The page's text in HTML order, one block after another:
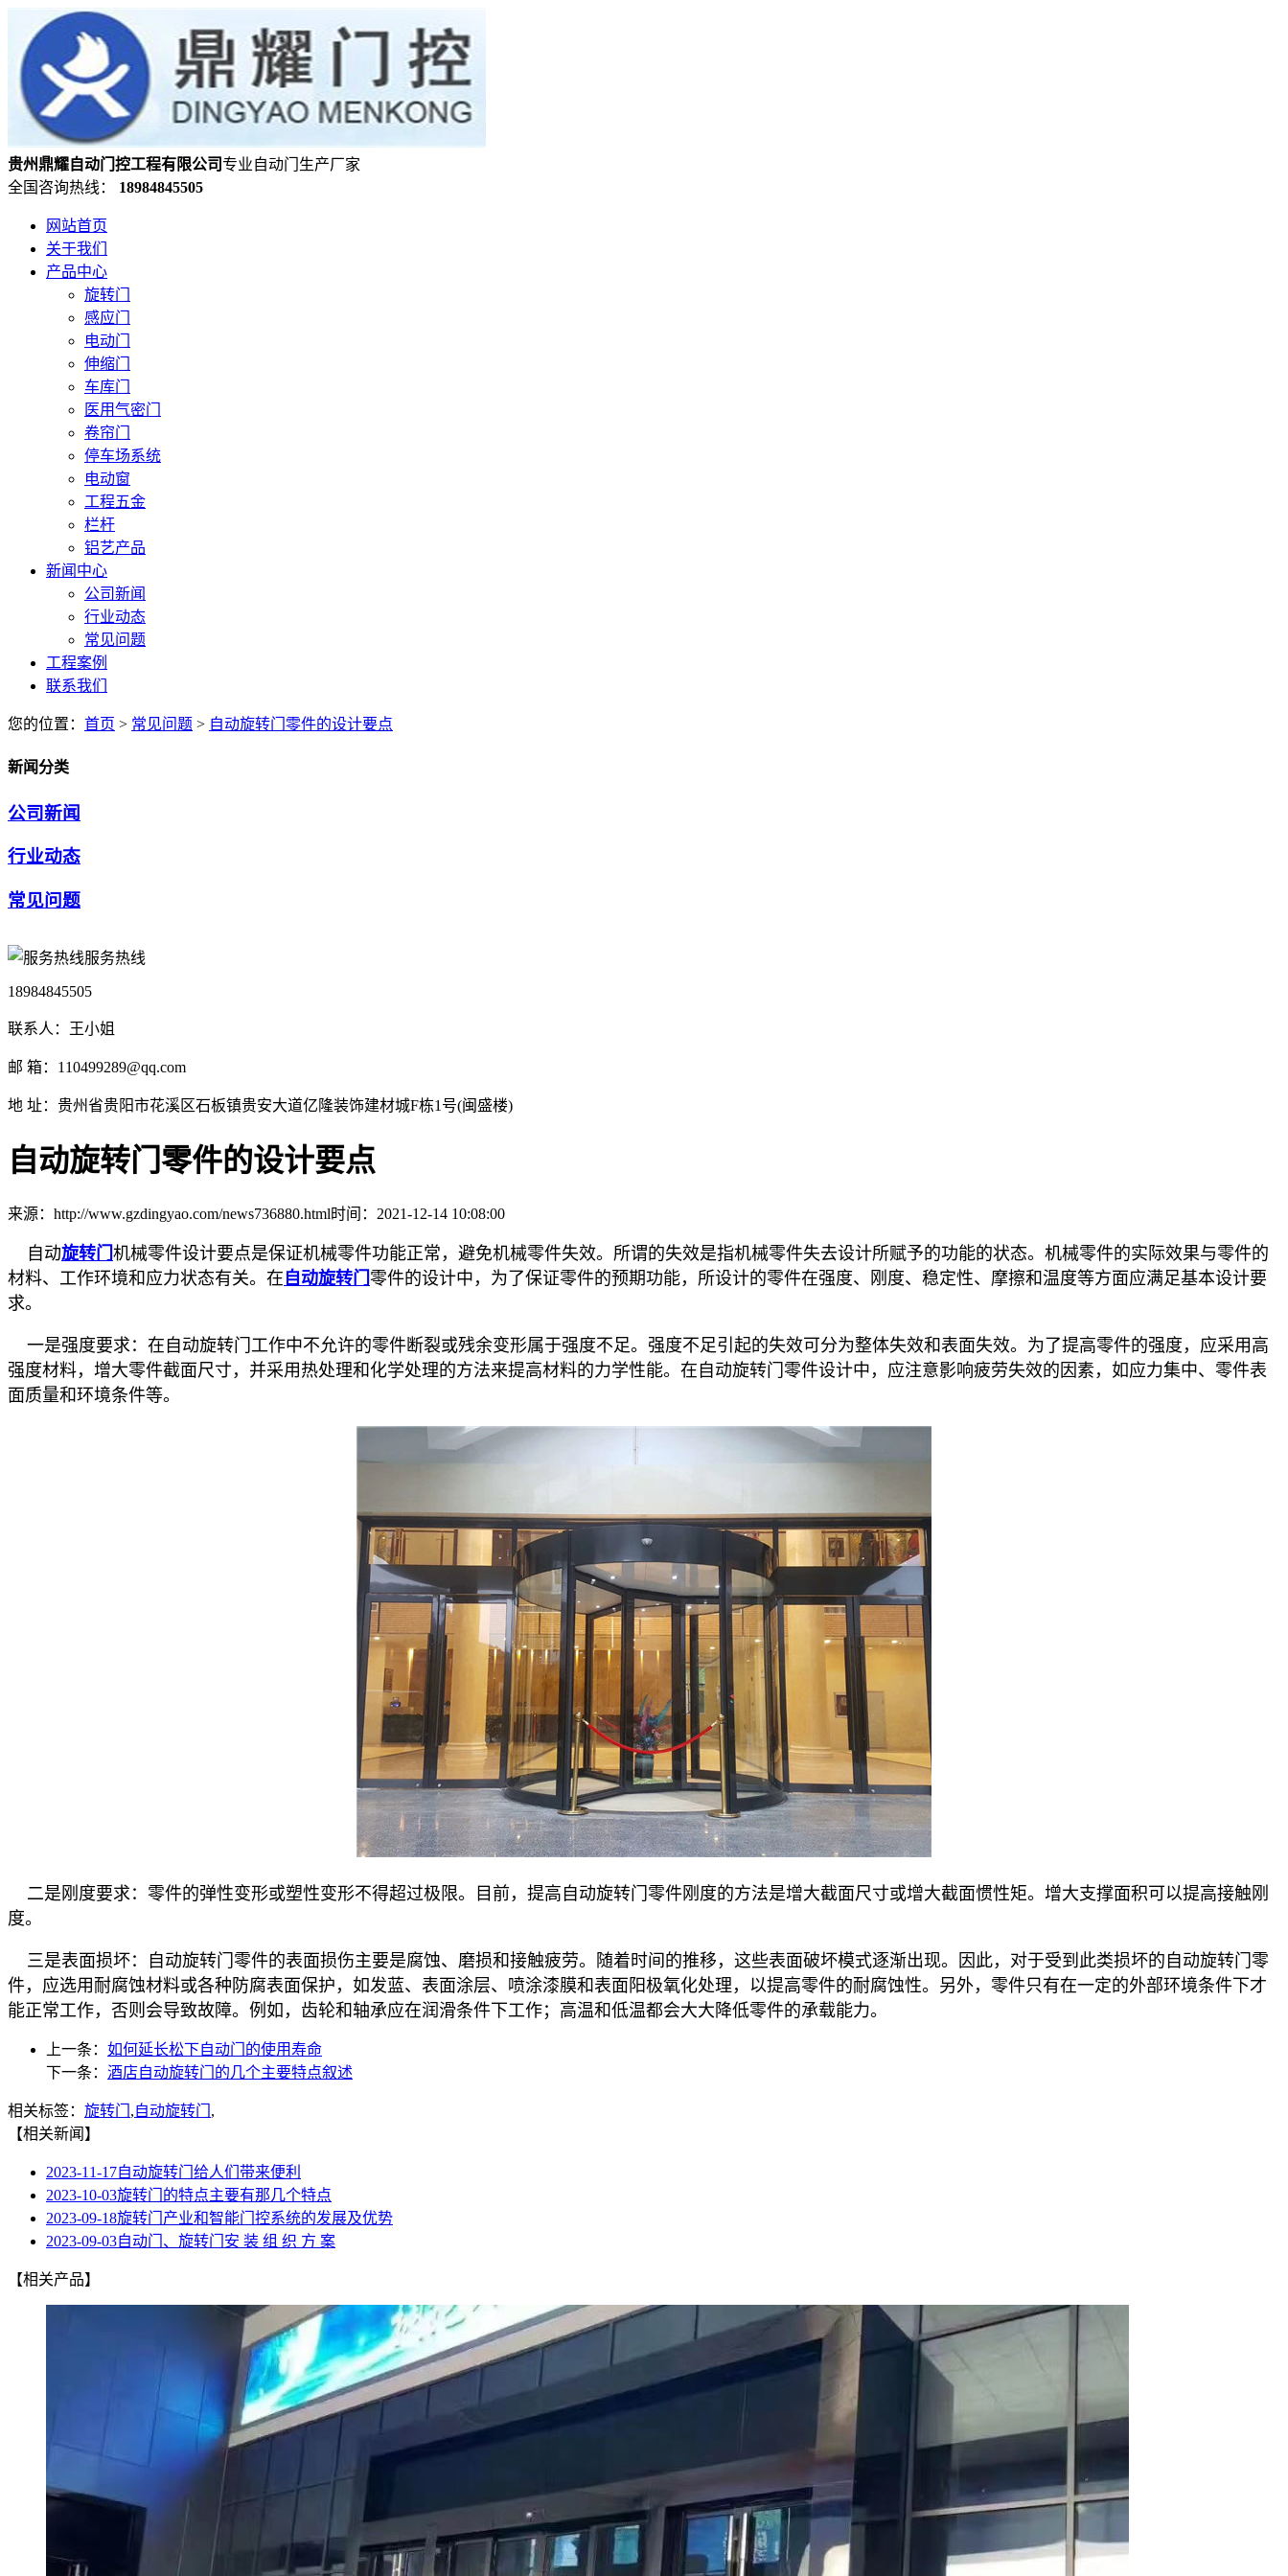
贵州鼎耀自动门控工程有限公司专业自动门生产厂家
全国咨询热线：
18984845505
网站首页
关于我们
产品中心
旋转门
感应门
电动门
伸缩门
车库门
医用气密门
卷帘门
停车场系统
电动窗
工程五金
栏杆
铝艺产品
新闻中心
公司新闻
行业动态
常见问题
工程案例
联系我们
您的位置： 首页 > 常见问题 > 自动旋转门零件的设计要点
新闻分类
公司新闻
行业动态
常见问题
服务热线
18984845505
联系人：王小姐
邮 箱：110499289@qq.com
地 址：贵州省贵阳市花溪区石板镇贵安大道亿隆装饰建材城F栋1号(闽盛楼)
自动旋转门零件的设计要点
来源：http://www.gzdingyao.com/news736880.html时间：2021-12-14 10:08:00
自动旋转门机械零件设计要点是保证机械零件功能正常，避免机械零件失效。所谓的失效是指机械零件失去设计所赋予的功能的状态。机械零件的实际效果与零件的
材料、工作环境和应力状态有关。在 自动旋转门零件的设计中，为了保证零件的预期功能，所设计的零件在强度、刚度、稳定性、摩擦和温度等方面应满足基本设计要
求。
一是强度要求：在自动旋转门工作中不允许的零件断裂或残余变形属于强度不足。强度不足引起的失效可分为整体失效和表面失效。为了提高零件的强度，应采用高
强度材料，增大零件截面尺寸，并采用热处理和化学处理的方法来提高材料的力学性能。在自动旋转门零件设计中，应注意影响疲劳失效的因素，如应力集中、零件表
面质量和环境条件等。
二是刚度要求：零件的弹性变形或塑性变形不得超过极限。目前，提高自动旋转门零件刚度的方法是增大截面尺寸或增大截面惯性矩。增大支撑面积可以提高接触刚
度。
三是表面损坏：自动旋转门零件的表面损伤主要是腐蚀、磨损和接触疲劳。随着时间的推移，这些表面破坏模式逐渐出现。因此，对于受到此类损坏的自动旋转门零
件，应选用耐腐蚀材料或各种防腐表面保护，如发蓝、表面涂层、喷涂漆膜和表面阳极氧化处理，以提高零件的耐腐蚀性。另外，零件只有在一定的外部环境条件下才
能正常工作，否则会导致故障。例如，齿轮和轴承应在润滑条件下工作；高温和低温都会大大降低零件的承载能力。
上一条： 如何延长松下自动门的使用寿命
下一条： 酒店自动旋转门的几个主要特点叙述
相关标签： 旋转门 ,自动旋转门 ,
【相关新闻】
2023-11-17自动旋转门给人们带来便利
2023-10-03旋转门的特点主要有那几个特点
2023-09-18旋转门产业和智能门控系统的发展及优势
2023-09-03自动门、旋转门安 装 组 织 方 案
【相关产品】